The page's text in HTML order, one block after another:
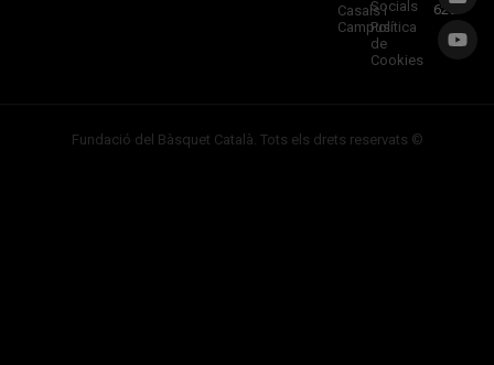
Casals i
Campus
Socials
Política
de
Cookies
620
Fundació del Bàsquet Català. Tots els drets reservats ©